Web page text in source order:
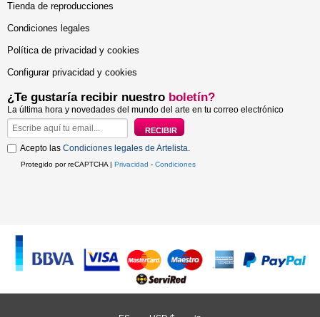
Tienda de reproducciones
Condiciones legales
Política de privacidad y cookies
Configurar privacidad y cookies
¿Te gustaría recibir nuestro boletín?
La última hora y novedades del mundo del arte en tu correo electrónico
Acepto las Condiciones legales de Artelista.
Protegido por reCAPTCHA | Privacidad - Condiciones